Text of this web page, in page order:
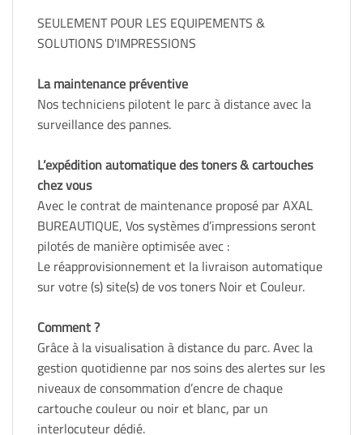
SEULEMENT POUR LES EQUIPEMENTS &
SOLUTIONS D'IMPRESSIONS
La maintenance préventive
Nos techniciens pilotent le parc à distance avec la
surveillance des pannes.
L’expédition automatique des toners & cartouches
chez vous
Avec le contrat de maintenance proposé par AXAL
BUREAUTIQUE, Vos systèmes d’impressions seront
pilotés de manière optimisée avec :
Le réapprovisionnement et la livraison automatique
sur votre (s) site(s) de vos toners Noir et Couleur.
Comment ?
Grâce à la visualisation à distance du parc. Avec la
gestion quotidienne par nos soins des alertes sur les
niveaux de consommation d’encre de chaque
cartouche couleur ou noir et blanc, par un
interlocuteur dédié.